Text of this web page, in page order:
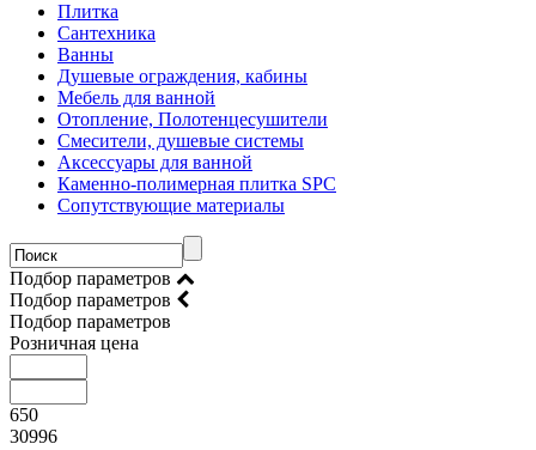
Плитка
Сантехника
Ванны
Душевые ограждения, кабины
Мебель для ванной
Отопление, Полотенцесушители
Смесители, душевые системы
Аксессуары для ванной
Каменно-полимерная плитка SPC
Сопутствующие материалы
Подбор параметров
Подбор параметров
Подбор параметров
Розничная цена
650
30996